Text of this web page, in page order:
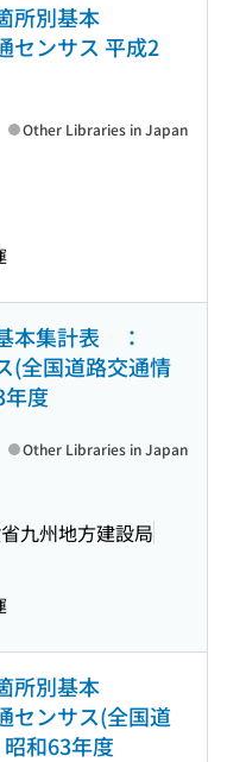
所別基本
ンサス 平成2
Other Libraries in Japan
本集計表 ：
(全国道路交通情
度
九州地方建設局
Other Libraries in Japan
所別基本
ンサス(全国道
和63年度